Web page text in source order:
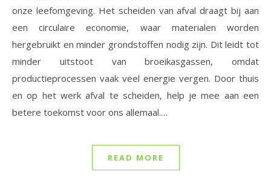
onze leefomgeving. Het scheiden van afval draagt bij aan
een circulaire economie, waar materialen worden
hergebruikt en minder grondstoffen nodig zijn. Dit leidt tot
minder uitstoot van broeikasgassen, omdat
productieprocessen vaak veel energie vergen. Door thuis
en op het werk afval te scheiden, help je mee aan een
betere toekomst voor ons allemaal.…
READ MORE